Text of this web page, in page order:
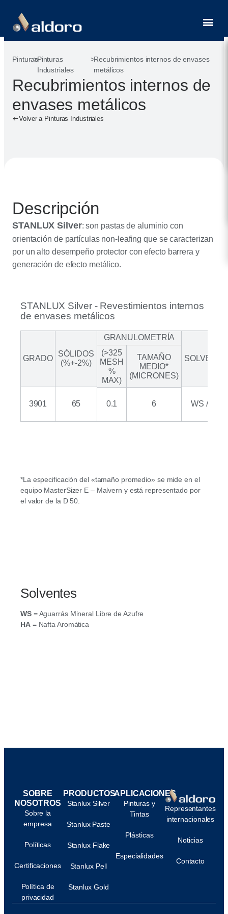
Contacto
Pinturas
>Pinturas
Industriales
>Recubrimientos internos de envases
metálicos
Recubrimientos internos de
envases metálicos
Volver a Pinturas Industriales
Descripción
STANLUX Silver: son pastas de aluminio con
orientación de partículas non-leafing que se caracterizan
por un alto desempeño protector con efecto barrera y
generación de efecto metálico.
STANLUX Silver - Revestimientos internos
de envases metálicos
GRADO
SÓLIDOS
(%+-2%)
GRANULOMETRÍA
SOLVENTE
(>325
MESH
%
MAX)
TAMAÑO
MEDIO*
(MICRONES)
3901 65 0.1 6 WS / HA
*La especificación del «tamaño promedio» se mide en el
equipo MasterSizer E – Malvern y está representado por
el valor de la D 50.
Solventes
WS= Aguarrás Mineral Libre de Azufre
HA= Nafta Aromática
SOBRE
NOSOTROS
Sobre la
empresa
Políticas
Certificaciones
Política de
privacidad
PRODUCTOS
Stanlux Silver
Stanlux Paste
Stanlux Flake
Stanlux Pell
Stanlux Gold
APLICACIONES
Pinturas y
Tintas
Plásticas
Especialidades
Representantes
internacionales
Noticias
Contacto